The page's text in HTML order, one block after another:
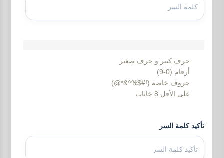
حرف كبير و حرف صغير
أرقام (0-9)
حروف خاصة (!#$%^&*@) .
على الأقل 8 خانات
تأكيد كلمة السر